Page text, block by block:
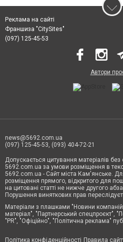
Реклама на сайті
Франшиза "CitySites"
(097) 125-45-53
Автори
news@5692.com.ua
(097) 125-45-53, (093) 404-72-21
Допускається цитування матеріалів
5692.com.ua за умови розміщення в
5692.com.ua - Сайт міста Кам'янське.
розміщення прямого, відкритого для
на цитовані статті не нижче другого
Порушення виняткових прав
Матеріали з плашками "Новини
матеріал", "Партнерський спецпроєкт",
"PR", "Офіційно", "Політична реклама"
Політика конфіденційності Правила